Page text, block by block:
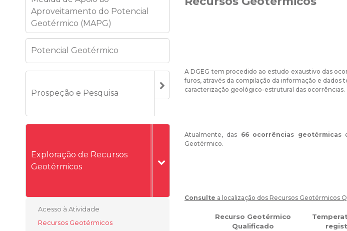
Aproveitamento do Potencial
Geotérmico (MAPG)
Potencial Geotérmico
Prospeção e Pesquisa
Exploração de Recursos
Geotérmicos
Acesso à Atividade
Recursos Geotérmicos
A DGEG tem procedido ao estudo exaustivo das
furos, através da compilação da informação e dados
caracterização geológico-estrutural das ocorrências.
Atualmente, das 66 ocorrências geotérmicas
Geotérmico.
Consulte a localização dos Recursos Geotérmicos
Recurso Geotérmico
Qualificado